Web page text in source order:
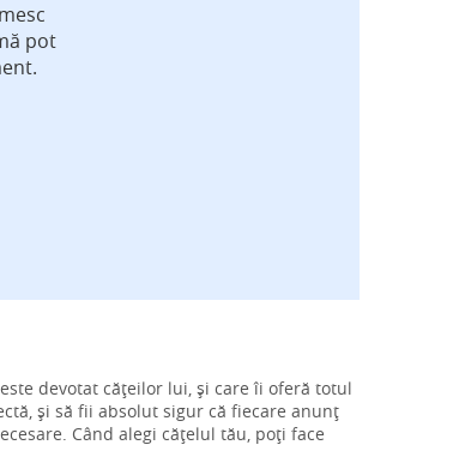
pot
devotat cățeilor lui, și care îi oferă totul
și să fii absolut sigur că fiecare anunț
Când alegi cățelul tău, poți face